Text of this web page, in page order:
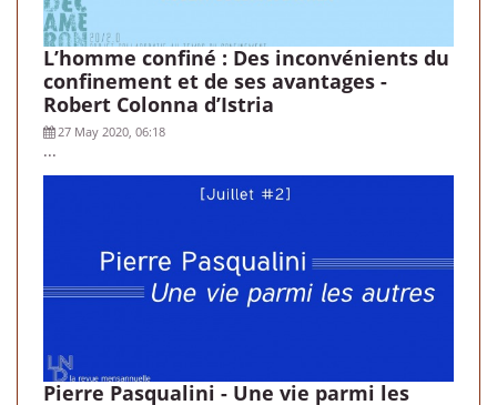
L’homme confiné : Des inconvénients du
confinement et de ses avantages -
Robert Colonna d’Istria
27 May 2020, 06:18
...
Pierre Pasqualini - Une vie parmi les